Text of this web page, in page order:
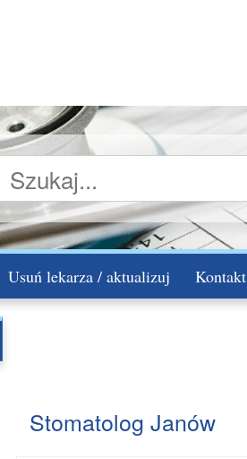
Usuń lekarza / aktualizuj Kontakt
Stomatolog Janów